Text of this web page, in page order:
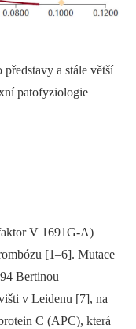
a stále větší
patofyziologie
V 1691G-A)
[1–6]. Mutace
Bertinou
v Leidenu [7], na
C (APC), která